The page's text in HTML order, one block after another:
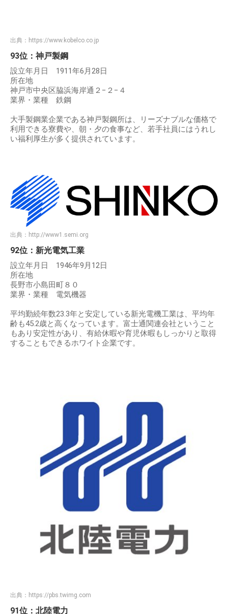
出典： https://www.kobelco.co.jp
93位：神戸製鋼
設立年月日 1911年6月28日
所在地
神戸市中央区脇浜海岸通２−２−４
業界・業種 鉄鋼
大手製鋼業企業である神戸製鋼所は、リーズナブルな価格で
利用できる寮費や、朝・夕の食事など、若手社員にはうれし
い福利厚生が多く提供されています。
出典： http://www1.semi.org
92位：新光電気工業
設立年月日 1946年9月12日
所在地
長野市小島田町８０
業界・業種 電気機器
平均勤続年数23.3年と安定している新光電機工業は、平均年
齢も45.2歳と高くなっています。富士通関連会社ということ
もあり安定性があり、有給休暇や育児休暇もしっかりと取得
することもできるホワイト企業です。
出典： https://pbs.twimg.com
91位：北陸電力